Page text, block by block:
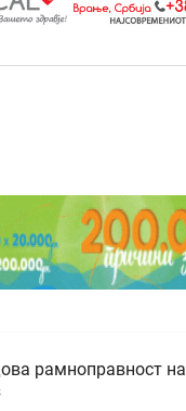
рамноправност на